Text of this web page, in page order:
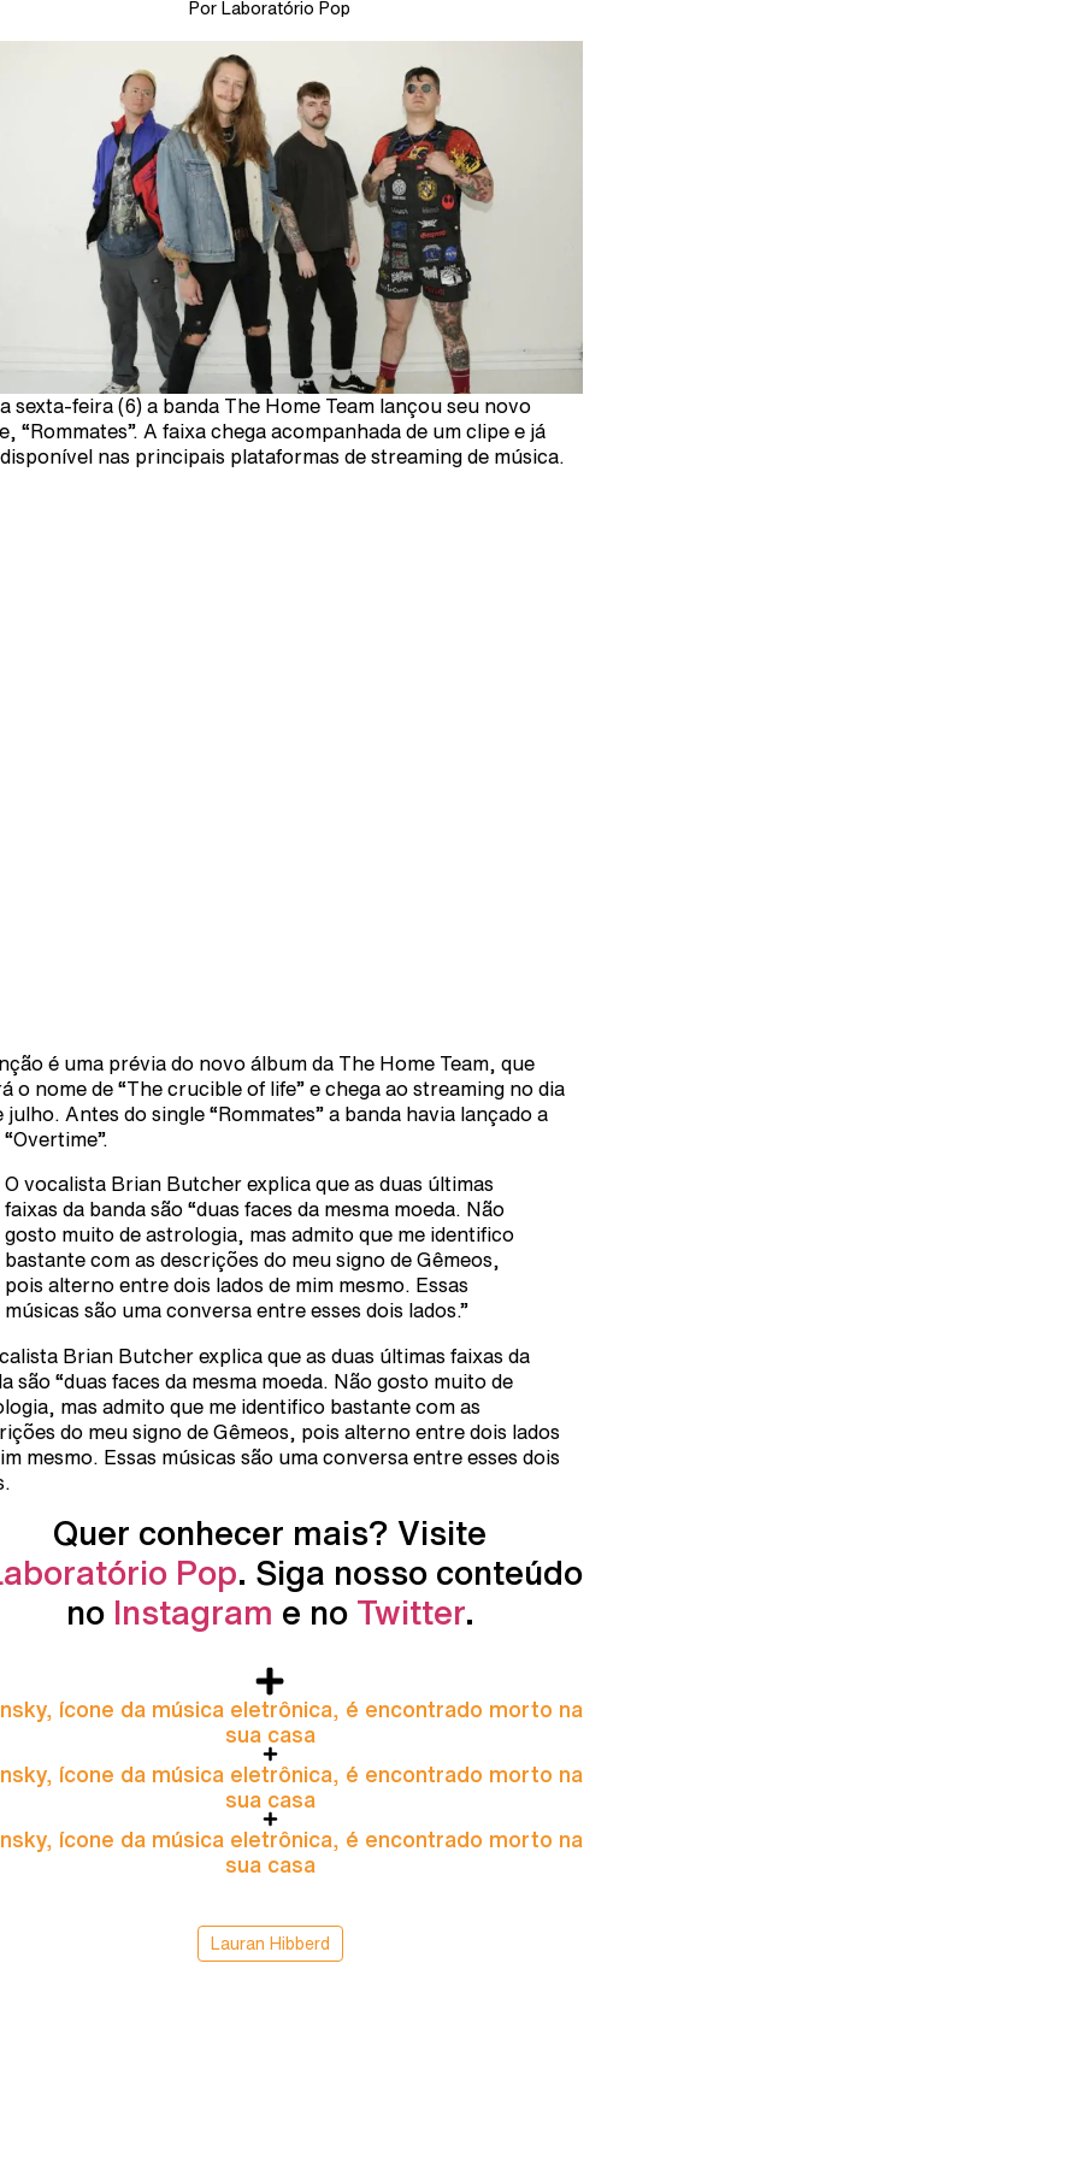
Por Laboratório Pop
sexta-feira (6) a banda The Home Team lançou seu novo
“Rommates”. A faixa chega acompanhada de um clipe e já
nas principais plataformas de streaming de música.
é uma prévia do novo álbum da The Home Team, que
o nome de “The crucible of life” e chega ao streaming no dia
julho. Antes do single “Rommates” a banda havia lançado a
O vocalista Brian Butcher explica que as duas últimas
faixas da banda são “duas faces da mesma moeda. Não
gosto muito de astrologia, mas admito que me identifico
bastante com as descrições do meu signo de Gêmeos,
pois alterno entre dois lados de mim mesmo. Essas
músicas são uma conversa entre esses dois lados.”
Brian Butcher explica que as duas últimas faixas da
são “duas faces da mesma moeda. Não gosto muito de
mas admito que me identifico bastante com as
do meu signo de Gêmeos, pois alterno entre dois lados
mesmo. Essas músicas são uma conversa entre esses dois
Quer conhecer mais? Visite
Pop. Siga nosso conteúdo
no Instagram e no Twitter.
ícone da música eletrônica, é encontrado morto na
sua casa
ícone da música eletrônica, é encontrado morto na
sua casa
ícone da música eletrônica, é encontrado morto na
sua casa
Lauran Hibberd